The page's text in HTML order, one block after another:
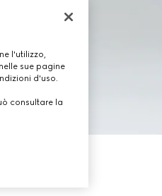
l'utilizzo,
sue pagine
d'uso.
consultare la